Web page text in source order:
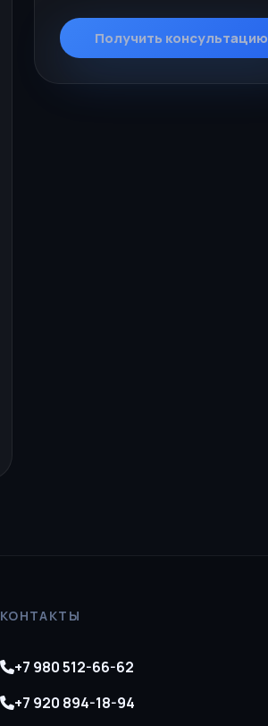
Получить консультацию
КОНТАКТЫ
+7 980 512-66-62
+7 920 894-18-94